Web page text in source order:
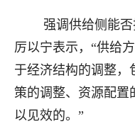
强调供给侧能否
厉以宁表示，“供给
于经济结构的调整，
策的调整、资源配置
以见效的。”